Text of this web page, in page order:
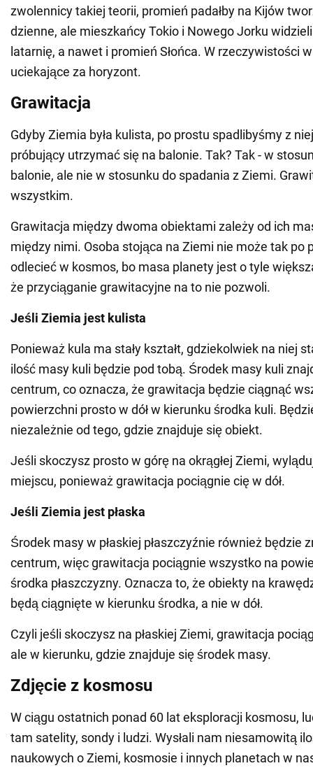
zwolennicy takiej teorii, promień padałby na Kijów
dzienne, ale mieszkańcy Tokio i Nowego Jorku
latarnię, a nawet i promień Słońca. W rzeczywistości
uciekające za horyzont.
Grawitacja
Gdyby Ziemia była kulista, po prostu spadlibyśmy z
próbujący utrzymać się na balonie. Tak? Tak - w
balonie, ale nie w stosunku do spadania z Ziemi.
wszystkim.
Grawitacja między dwoma obiektami zależy od ich
między nimi. Osoba stojąca na Ziemi nie może tak po
odlecieć w kosmos, bo masa planety jest o tyle
że przyciąganie grawitacyjne na to nie pozwoli.
Jeśli Ziemia jest kulista
Ponieważ kula ma stały kształt, gdziekolwiek na niej
ilość masy kuli będzie pod tobą. Środek masy kuli
centrum, co oznacza, że grawitacja będzie ciągnąć
powierzchni prosto w dół w kierunku środka kuli.
niezależnie od tego, gdzie znajduje się obiekt.
Jeśli skoczysz prosto w górę na okrągłej Ziemi,
miejscu, ponieważ grawitacja pociągnie cię w dół.
Jeśli Ziemia jest płaska
Środek masy w płaskiej płaszczyźnie również będzie
centrum, więc grawitacja pociągnie wszystko na
środka płaszczyzny. Oznacza to, że obiekty na
będą ciągnięte w kierunku środka, a nie w dół.
Czyli jeśli skoczysz na płaskiej Ziemi, grawitacja
ale w kierunku, gdzie znajduje się środek masy.
Zdjęcie z kosmosu
W ciągu ostatnich ponad 60 lat eksploracji kosmosu,
tam satelity, sondy i ludzi. Wysłali nam niesamowitą
naukowych o Ziemi, kosmosie i innych planetach w